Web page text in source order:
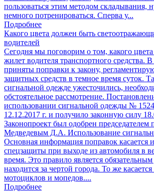
пользоваться этим методом складывания,
немного потренироваться. Сперва у...
Подробнее
Какого цвета должен быть
водителей
Сегодня мы поговорим о том, какого
жилет водителя транспортного средства.
приняты поправки к закону,
защитных средств в темное время суток.
сигнальной одежде ужесточились,
обстоятельное рассмотрение.
использовании сигнальной одежды №
12.12.2017 г. и получило законную силу
Законопроект был одобрен председателем
Медведевым Д.А. Использование
Основная информация поправок касается
спецзащиты при выходе из автомобиля в
время. Это правило является обязательным
находится за чертой города. То же
мотоциклов и мопедов....
Подробнее